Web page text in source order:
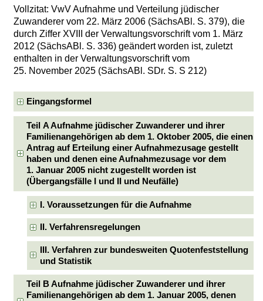
Vollzitat: VwV Aufnahme und Verteilung jüdischer
Zuwanderer vom 22. März 2006 (SächsABl. S. 379), die
durch Ziffer XVIII der Verwaltungsvorschrift vom 1. März
2012 (SächsABl. S. 336) geändert worden ist, zuletzt
enthalten in der Verwaltungsvorschrift vom
25. November 2025 (SächsABl. SDr. S. S 212)
Eingangsformel
Teil A Aufnahme jüdischer Zuwanderer und ihrer
Familienangehörigen ab dem 1. Oktober 2005, die einen
Antrag auf Erteilung einer Aufnahmezusage gestellt
haben und denen eine Aufnahmezusage vor dem
1. Januar 2005 nicht zugestellt worden ist
(Übergangsfälle I und II und Neufälle)
I. Voraussetzungen für die Aufnahme
II. Verfahrensregelungen
III. Verfahren zur bundesweiten Quotenfeststellung
und Statistik
Teil B Aufnahme jüdischer Zuwanderer und ihrer
Familienangehörigen ab dem 1. Januar 2005, denen